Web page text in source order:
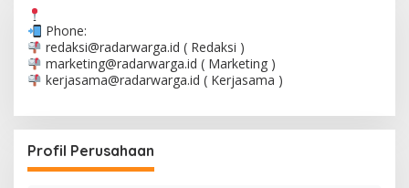
Phone:
redaksi@radarwarga.id ( Redaksi )
marketing@radarwarga.id ( Marketing )
kerjasama@radarwarga.id ( Kerjasama )
Profil Perusahaan